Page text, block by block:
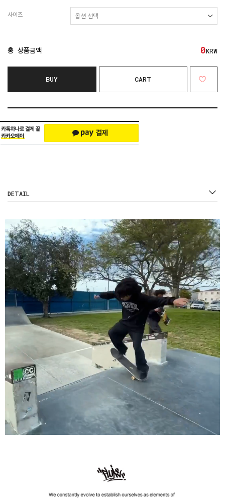
사이즈
총 상품금액 0KRW
BUY CART
DETAIL